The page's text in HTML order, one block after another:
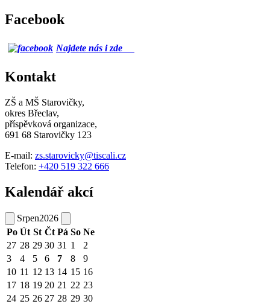
Facebook
Najdete nás i zde
Kontakt
ZŠ a MŠ Starovičky,
okres Břeclav,
příspěvková organizace,
691 68 Starovičky 123
E-mail: zs.starovicky@tiscali.cz
Telefon: +420 519 322 666
Kalendář akcí
Srpen2026
Po Út St Čt Pá So Ne
27 28 29 30 31 1
2
3
4 5 6 7 8
9
10 11 12 13 14 15 16
17 18 19 20 21 22 23
24 25 26 27 28 29 30